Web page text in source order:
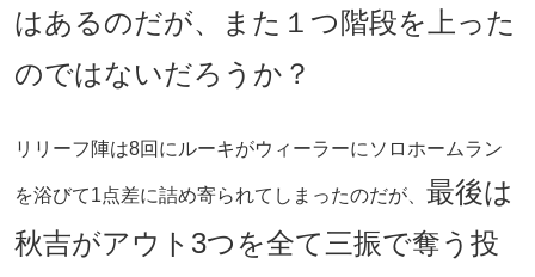
はあるのだが、また１つ階段を上った
のではないだろうか？
リリーフ陣は8回にルーキがウィーラーにソロホームラン
を浴びて1点差に詰め寄られてしまったのだが、 最後は
秋吉がアウト3つを全て三振で奪う投